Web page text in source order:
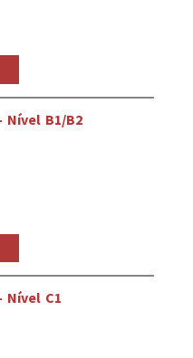
Nível B1/B2
Nível C1